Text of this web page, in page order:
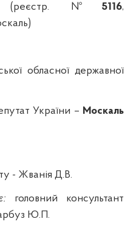
(реєстр. № 5116,
обласної державної
України – Москаль
- Жванія Д.В.
головний консультант
Ю.П.